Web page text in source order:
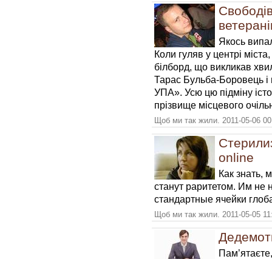
Якось
Коли гуляв у центрі
бiлборд, що викликав
Тарас Бульба-Боровець
УПА». Усю цю пiдмiну
прiзвище місцевого
Щоб ми так жили. 2011-05-06
online
Как знать,
станут раритетом. Им не
стандартные ячейки
Щоб ми так жили. 2011-05-05